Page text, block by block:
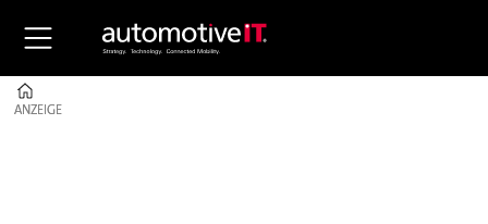
ANZEIGE
ANZEIGE